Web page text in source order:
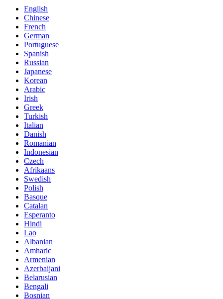
English
Chinese
French
German
Portuguese
Spanish
Russian
Japanese
Korean
Arabic
Irish
Greek
Turkish
Italian
Danish
Romanian
Indonesian
Czech
Afrikaans
Swedish
Polish
Basque
Catalan
Esperanto
Hindi
Lao
Albanian
Amharic
Armenian
Azerbaijani
Belarusian
Bengali
Bosnian